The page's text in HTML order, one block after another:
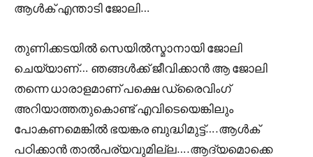
ആൾക് എന്താടി ജോലി…
തുണിക്കടയിൽ സെയിൽസ്മാനായി ജോലി
ചെയ്യാണ്… ഞങ്ങൾക്ക് ജീവിക്കാൻ ആ ജോലി
തന്നെ ധാരാളമാണ് പക്ഷെ ഡ്രൈവിംഗ്
അറിയാത്തതുകൊണ്ട് എവിടെയെങ്കിലും
പോകണമെങ്കിൽ ഭയങ്കര ബുദ്ധിമുട്ട്….ആൾക്
പഠിക്കാൻ താൽപര്യവുമില്ല….ആദ്യമൊക്കെ